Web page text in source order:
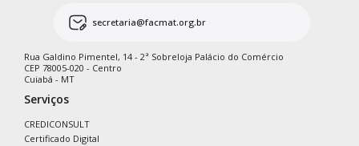
secretaria@facmat.org.br
Rua Galdino Pimentel, 14 - 2ª Sobreloja Palácio do Comércio
CEP 78005-020 - Centro
Cuiabá - MT
Serviços
CREDICONSULT
Certificado Digital